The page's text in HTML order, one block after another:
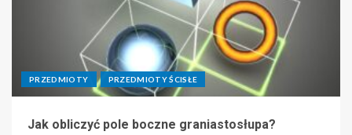
PRZEDMIOTY PRZEDMIOTY ŚCISŁE
Jak obliczyć pole boczne graniastosłupa?